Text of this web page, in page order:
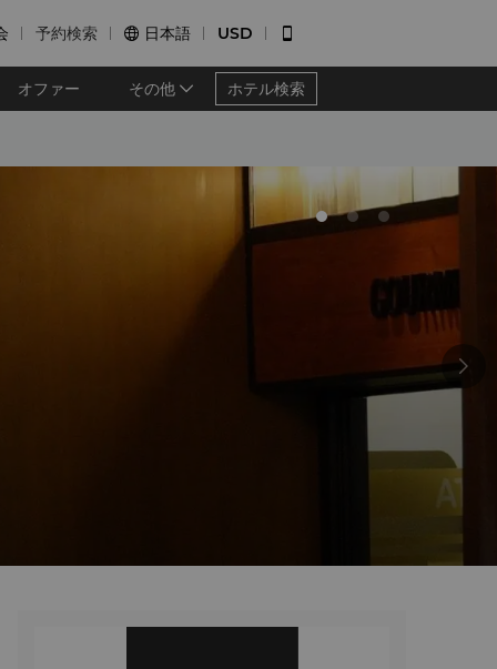
予約検索  日本語 USD 
オファー その他 ホテル検索